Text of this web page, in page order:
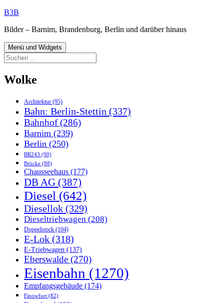
Zum
springen
B3B
Bilder – Barnim, Brandenburg, Berlin und darüber hinaus
Menü und Widgets
Suchen
nach:
Wolke
Architektur (95)
Bahn: Berlin-Stettin (337)
Bahnhof(286)
Barnim (239)
Berlin (250)
BR243 (90)
Brücke (88)
Chausseehaus (177)
DB AG (387)
Diesel (642)
Diesellok (329)
Dieseltriebwagen (208)
Doppelstock (104)
E-Lok (318)
E-Triebwagen (137)
Eberswalde (270)
Eisenbahn (1270)
Empfangsgebäude (174)
Finowfurt (82)